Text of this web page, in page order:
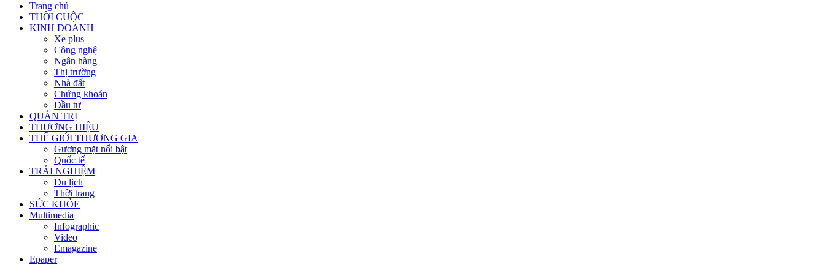
Trang chủ
THỜI CUỘC
KINH DOANH
Xe plus
Công nghệ
Ngân hàng
Thị trường
Nhà đất
Chứng khoán
Đầu tư
QUẢN TRỊ
THƯƠNG HIỆU
THẾ GIỚI THƯƠNG GIA
Gương mặt nổi bật
Quốc tế
TRẢI NGHIỆM
Du lịch
Thời trang
SỨC KHỎE
Multimedia
Infographic
Video
Emagazine
Epaper